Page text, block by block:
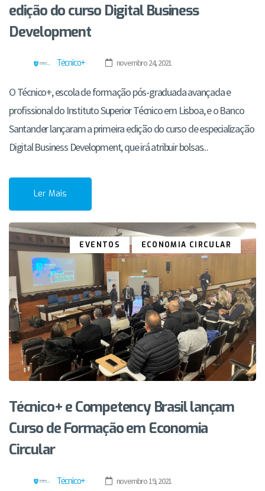
edição do curso Digital Business
Development
Técnico+ novembro 24, 2021
O Técnico+, escola de formação pós-graduada avançada e
profissional do Instituto Superior Técnico em Lisboa, e o Banco
Santander lançaram a primeira edição do curso de especialização
Digital Business Development, que irá atribuir bolsas...
Ler Mais
EVENTOS ECONOMIA CIRCULAR
Técnico+ e Competency Brasil lançam
Curso de Formação em Economia
Circular
Técnico+ novembro 19, 2021